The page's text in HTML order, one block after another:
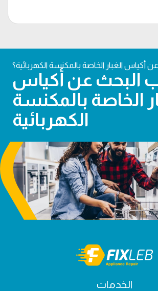
أكياس الغبار الخاصة بالمكنسة الكهربائية؟
البحث عن أكياس
الخاصة بالمكنسة
الكهربائية
الخدمات